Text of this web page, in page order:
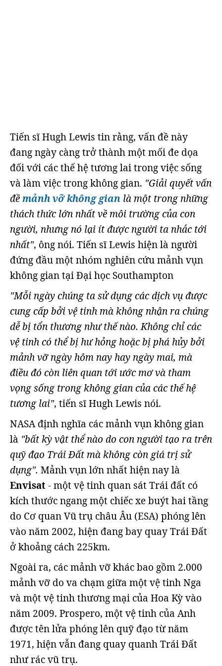
Tiến sĩ Hugh Lewis tin rằng, vấn đề này
đang ngày càng trở thành một mối đe dọa
đối với các thế hệ tương lai trong việc sống
và làm việc trong không gian. "Giải quyết vấn
đềmảnh vỡ không gian là một trong những
thách thức lớn nhất về môi trường của con
người, nhưng nó lại ít được người ta nhắc tới
nhất", ông nói. Tiến sĩ Lewis hiện là người
đứng đầu một nhóm nghiên cứu mảnh vụn
không gian tại Đại học Southampton
"Mỗi ngày chúng ta sử dụng các dịch vụ được
cung cấp bởi vệ tinh mà không nhận ra chúng
dễ bị tổn thương như thế nào. Không chỉ các
vệ tinh có thể bị hư hỏng hoặc bị phá hủy bởi
mảnh vỡ ngày hôm nay hay ngày mai, mà
điều đó còn liên quan tới ước mơ và tham
vọng sống trong không gian của các thế hệ
tương lai", tiến sĩ Hugh Lewis nói.
NASA định nghĩa các mảnh vụn không gian
là "bất kỳ vật thể nào do con người tạo ra trên
quỹ đạo Trái Đất mà không còn giá trị sử
dụng". Mảnh vụn lớn nhất hiện nay là
Envisat- một vệ tinh quan sát Trái đất có
kích thước ngang một chiếc xe buýt hai tầng
do Cơ quan Vũ trụ châu Âu (ESA) phóng lên
vào năm 2002, hiện đang bay quay Trái Đất
ở khoảng cách 225km.
Ngoài ra, các mảnh vỡ khác bao gồm 2.000
mảnh vỡ do va chạm giữa một vệ tinh Nga
và một vệ tinh thương mại của Hoa Kỳ vào
năm 2009. Prospero, một vệ tinh của Anh
được tên lửa phóng lên quỹ đạo từ năm
1971, hiện vẫn đang quay quanh Trái Đất
như rác vũ trụ.